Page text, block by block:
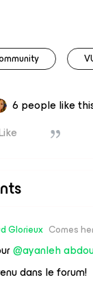
6 people like
Glorieux Comes
@ayanleh
dans le forum!